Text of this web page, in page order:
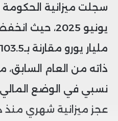
سجلت ميزانية
ذاته من العام السابق،
نسبي في الوضع المالي.
عجز ميزانية شهري منذ